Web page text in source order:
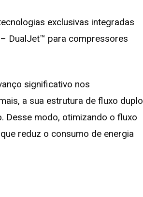
exclusivas integradas
DualJet™ para compressores
significativo nos
a sua estrutura de fluxo duplo
Desse modo, otimizando o fluxo
reduz o consumo de energia